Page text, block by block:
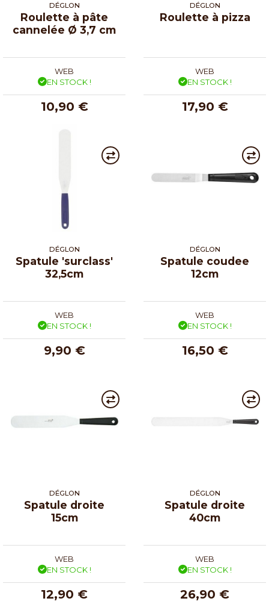
DÉGLON
Roulette à pâte
cannelée Ø 3,7 cm
WEB
EN STOCK !
10,90 €
DÉGLON
Roulette à pizza
WEB
EN STOCK !
17,90 €
DÉGLON
Spatule 'surclass'
32,5cm
WEB
EN STOCK !
9,90 €
DÉGLON
Spatule coudee
12cm
WEB
EN STOCK !
16,50 €
DÉGLON
Spatule droite
15cm
WEB
EN STOCK !
12,90 €
DÉGLON
Spatule droite
40cm
WEB
EN STOCK !
26,90 €